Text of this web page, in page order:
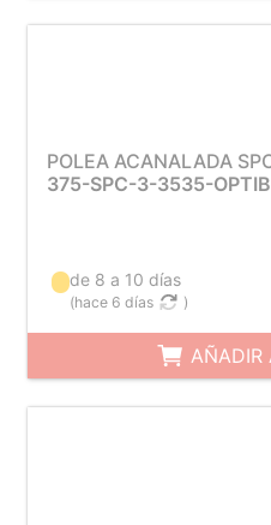
POLEA ACANALADA
375-SPC-3-3535-
de 8 a 10 días
(hace 6 días )
AÑADIR